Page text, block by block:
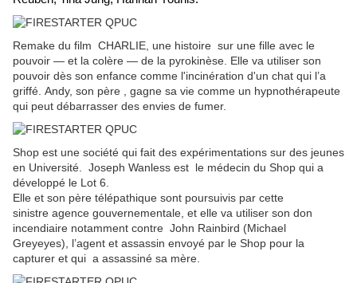
Remake du film CHARLIE, une histoire sur une fille avec le
pouvoir — et la colère — de la pyrokinèse. Elle va utiliser son
pouvoir dès son enfance comme l'incinération d'un chat qui l’a
griffé. Andy, son père , gagne sa vie comme un hypnothérapeute
qui peut débarrasser des envies de fumer.
Shop est une société qui fait des expérimentations sur des jeunes
en Université. Joseph Wanless est le médecin du Shop qui a
développé le Lot 6.
Elle et son père télépathique sont poursuivis par cette
sinistre agence gouvernementale, et elle va utiliser son don
incendiaire notamment contre John Rainbird (Michael
Greyeyes), l’agent et assassin envoyé par le Shop pour la
capturer et qui a assassiné sa mère.